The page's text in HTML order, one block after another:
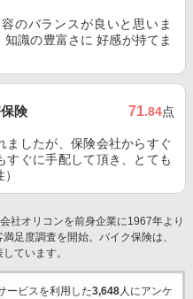
のバランスが良いと思いま
識の豊富さに 好感が持てま
険 71.84点
ましたが、保険会社からすぐ
すぐに手配して頂き、とても
社オリコンを前身企業に1967年より
足度調査を開始。バイク保険は、
ています。
ービスを利用した3,648人にアンケ